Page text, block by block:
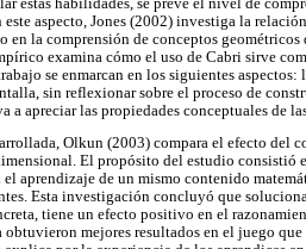
aspecto, Jones (2002) investiga la
la comprensión de conceptos geométricos
examina cómo el uso de Cabri sirve
se enmarcan en los siguientes
sin reflexionar sobre el proceso de
apreciar las propiedades conceptuales de
Olkun (2003) compara el efecto del
El propósito del estudio consistió
aprendizaje de un mismo contenido
Esta investigación concluyó que
tiene un efecto positivo en el
mejores resultados en el juego